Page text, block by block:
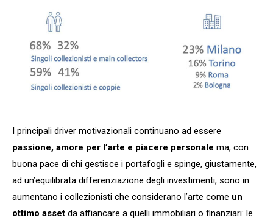
I principali driver motivazionali continuano ad essere
passione, amore per l’arte e piacere personale ma, con
buona pace di chi gestisce i portafogli e spinge, giustamente,
ad un’equilibrata differenziazione degli investimenti, sono in
aumentano i collezionisti che considerano l’arte come un
ottimo asset da affiancare a quelli immobiliari o finanziari: le